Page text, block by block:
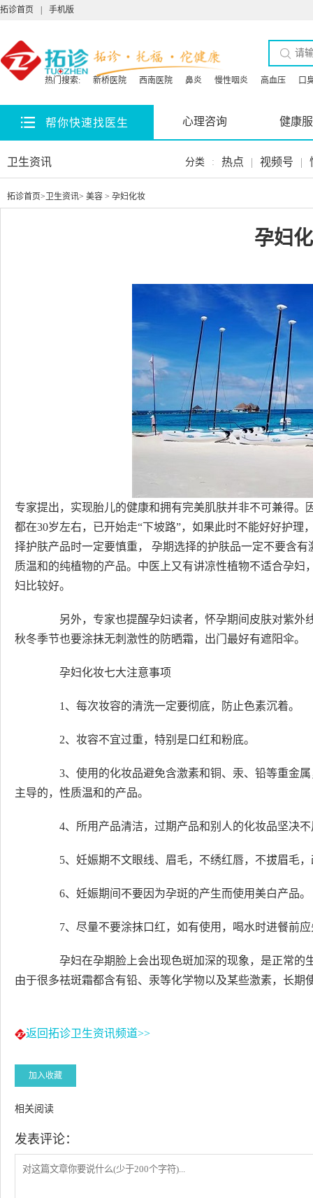
拓诊首页 手机版
热门搜索: 新桥医院 西南医院 鼻炎 慢性咽炎 高血压 口
帮你快速找医生 心理咨询 健康
卫生资讯 分类 : 热点 | 视频号 |
拓诊首页> 卫生资讯> 美容 > 孕妇化妆
孕妇
专家提出，实现胎儿的健康和拥有完美肌肤并非不可兼得
都在30岁左右，已开始走“下坡路”，如果此时不能好好护
择护肤产品时一定要慎重， 孕期选择的护肤品一定不要含
质温和的纯植物的产品。中医上又有讲凉性植物不适合孕
妇比较好。
另外，专家也提醒孕妇读者，怀孕期间皮肤对紫外
秋冬季节也要涂抹无刺激性的防晒霜，出门最好有遮阳伞。
孕妇化妆七大注意事项
1、每次妆容的清洗一定要彻底，防止色素沉着。
2、妆容不宜过重，特别是口红和粉底。
3、使用的化妆品避免含激素和铜、汞、铅等重金属
主导的，性质温和的产品。
4、所用产品清洁，过期产品和别人的化妆品坚决不
5、妊娠期不文眼线、眉毛，不绣红唇，不拔眉毛，
6、妊娠期间不要因为孕斑的产生而使用美白产品。
7、尽量不要涂抹口红，如有使用，喝水时进餐前应
孕妇在孕期脸上会出现色斑加深的现象，是正常的
由于很多祛斑霜都含有铅、汞等化学物以及某些激素，长期
返回拓诊卫生资讯频道>>
加入收藏
相关阅读
发表评论：